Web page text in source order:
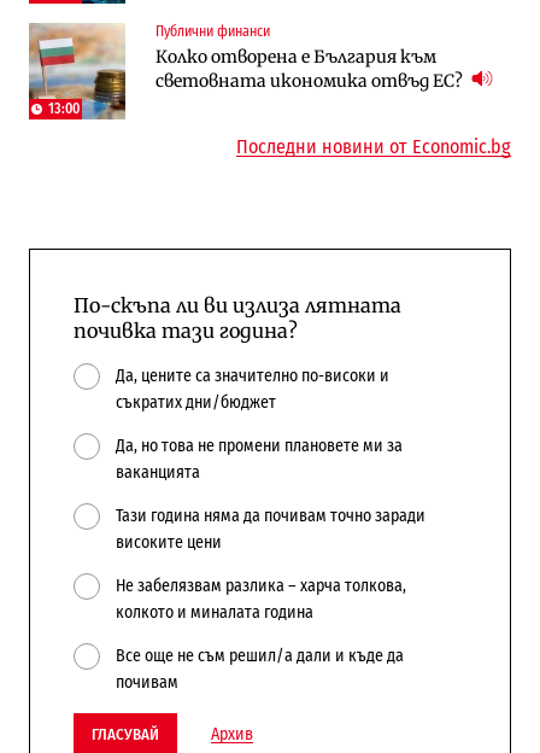
13:00
Публични финанси
Колко отворена е България към
световната икономика отвъд ЕС?
Пазарът на труда продължава да се
охлажда, а три сектора го дърпат
надолу
Интервю | Истинската иновация идва
от решаването на реални проблеми на
потребителите
Последни новини от Economic.bg
По-скъпа ли ви излиза лятната
почивка тази година?
Да, цените са значително по-високи и
съкратих дни/бюджет
Да, но това не промени плановете ми за
ваканцията
Тази година няма да почивам точно заради
високите цени
Не забелязвам разлика – харча толкова,
колкото и миналата година
Все още не съм решил/а дали и къде да
почивам
ГЛАСУВАЙ Архив